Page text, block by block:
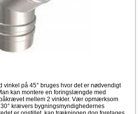
vinkel på 45° bruges hvor det er nødvendigt
kan montere en foringslængde med
mellem 2 vinkler. Vær opmærksom
krævers bygningsmyndighedernes